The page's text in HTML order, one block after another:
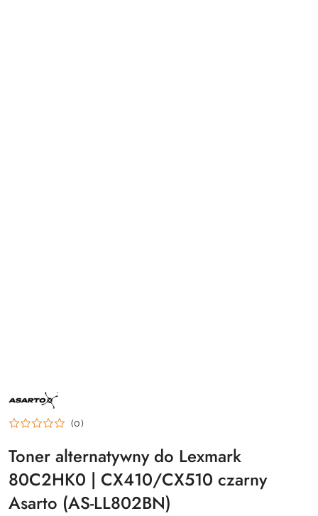
NAZWA
PRODUCENTA:
(0)
Toner alternatywny do Lexmark
80C2HK0 | CX410/CX510 czarny
Asarto (AS-LL802BN)